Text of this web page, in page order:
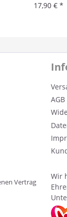
17,90 € *
Vertrag
AGB
Wir